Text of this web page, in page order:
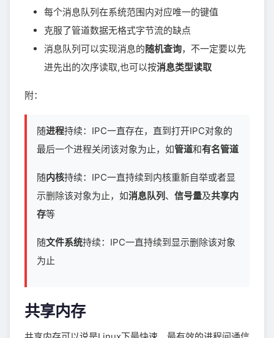
每个消息队列在系统范围内对应唯一的键值
克服了管道数据无格式字节流的缺点
消息队列可以实现消息的随机查询，不一定要以先
进先出的次序读取,也可以按消息类型读取
附：
随进程持续：IPC一直存在，直到打开IPC对象的
最后一个进程关闭该对象为止，如管道和有名管道
随内核持续：IPC一直持续到内核重新自举或者显
示删除该对象为止，如消息队列 、 信号量及共享内
存等
随文件系统持续：IPC一直持续到显示删除该对象
为止
共享内存